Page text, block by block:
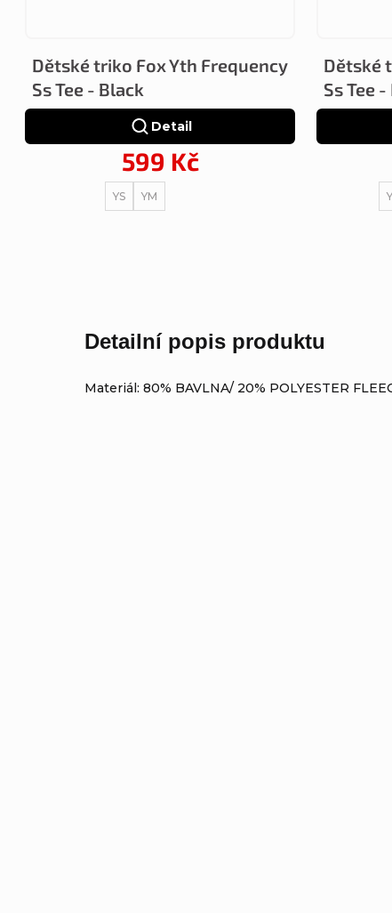
Dětské triko Fox Yth Frequency
Ss Tee - Black
599 Kč
Detail
YS YM
Dětské
Ss Tee
Detailní popis produktu
Materiál: 80% BAVLNA/ 20% POLYESTER